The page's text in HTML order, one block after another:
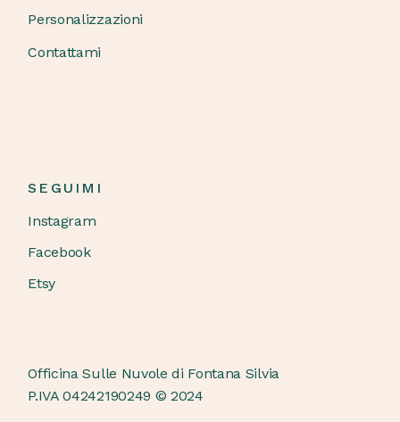
Personalizzazioni
Contattami
SEGUIMI
Instagram
Facebook
Etsy
Officina Sulle Nuvole di Fontana Silvia
P.IVA 04242190249 © 2024